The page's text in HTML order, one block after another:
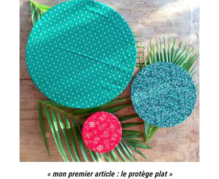
« mon premier article : le protège plat »